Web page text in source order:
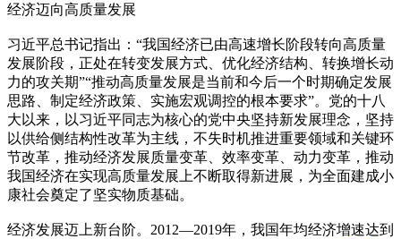
经济迈向高质量发展
习近平总书记指出：“我国经济已由高速增长阶段转向高质量
发展阶段，正处在转变发展方式、优化经济结构、转换增长动
力的攻关期”“推动高质量发展是当前和今后一个时期确定发展
思路、制定经济政策、实施宏观调控的根本要求”。党的十八
大以来，以习近平同志为核心的党中央坚持新发展理念，坚持
以供给侧结构性改革为主线，不失时机推进重要领域和关键环
节改革，推动经济发展质量变革、效率变革、动力变革，推动
我国经济在实现高质量发展上不断取得新进展，为全面建成小
康社会奠定了坚实物质基础。
经济发展迈上新台阶。2012—2019年，我国年均经济增速达到